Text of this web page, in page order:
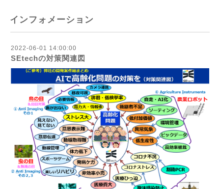
インフォメーション
2022-06-01 14:00:00
SEtechの対策関連図